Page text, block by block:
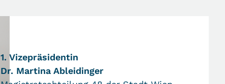
1. Vizepräsidentin
Dr. Martina Ableidinger